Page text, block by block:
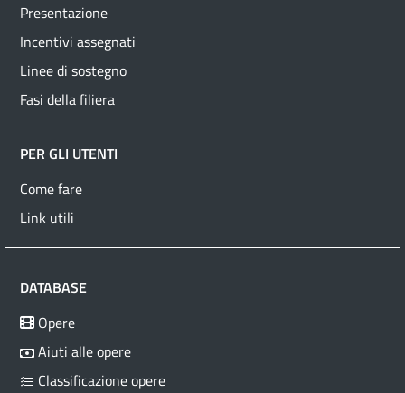
Presentazione
Incentivi assegnati
Linee di sostegno
Fasi della filiera
PER GLI UTENTI
Come fare
Link utili
DATABASE
Opere
Aiuti alle opere
Classificazione opere